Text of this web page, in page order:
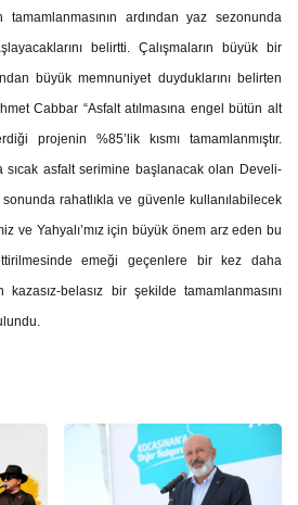
tamamlanmasının ardından yaz sezonunda
belirtti. Çalışmaların büyük bir
büyük memnuniyet duyduklarını belirten
Cabbar “Asfalt atılmasına engel bütün alt
projenin %85’lik kısmı tamamlanmıştır.
asfalt serimine başlanacak olan Develi-
rahatlıkla ve güvenle kullanılabilecek
ve Yahyalı’mız için büyük önem arz eden bu
emeği geçenlere bir kez daha
kazasız-belasız bir şekilde tamamlanmasını